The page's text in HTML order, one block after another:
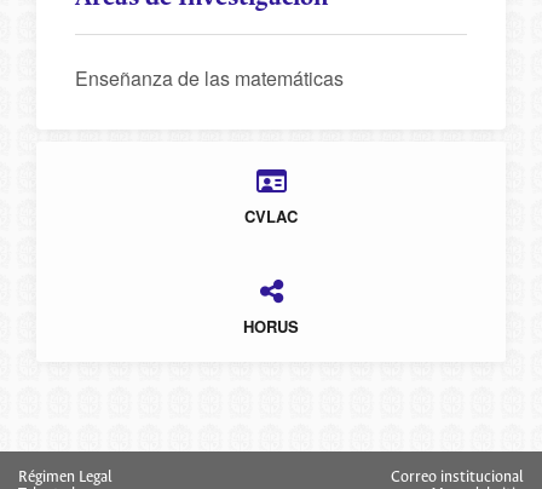
Enseñanza de las matemáticas
CVLAC
HORUS
Régimen Legal
Correo institucional